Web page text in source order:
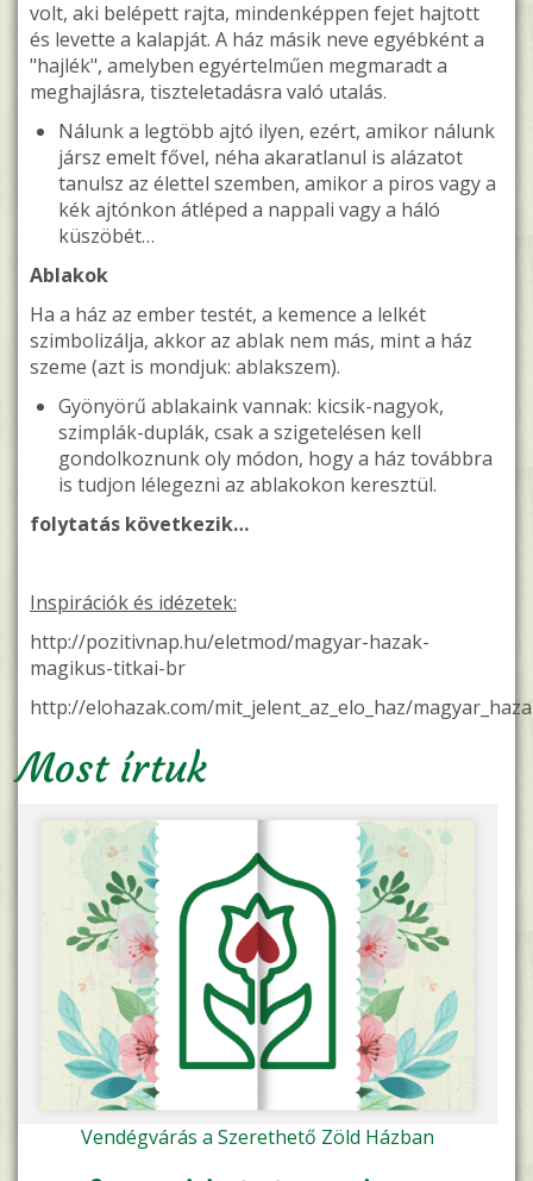
volt, aki belépett rajta, mindenképpen fejet hajtott
és levette a kalapját. A ház másik neve egyébként a
"hajlék", amelyben egyértelműen megmaradt a
meghajlásra, tiszteletadásra való utalás.
Nálunk a legtöbb ajtó ilyen, ezért, amikor nálunk
jársz emelt fővel, néha akaratlanul is alázatot
tanulsz az élettel szemben, amikor a piros vagy a
kék ajtónkon átléped a nappali vagy a háló
küszöbét…
Ablakok
Ha a ház az ember testét, a kemence a lelkét
szimbolizálja, akkor az ablak nem más, mint a ház
szeme (azt is mondjuk: ablakszem).
Gyönyörű ablakaink vannak: kicsik-nagyok,
szimplák-duplák, csak a szigetelésen kell
gondolkoznunk oly módon, hogy a ház továbbra
is tudjon lélegezni az ablakokon keresztül.
folytatás következik…
Inspirációk és idézetek:
http://pozitivnap.hu/eletmod/magyar-hazak-
magikus-titkai-br
http://elohazak.com/mit_jelent_az_elo_haz/
Most írtuk
Vendégvárás a Szerethető Zöld Házban